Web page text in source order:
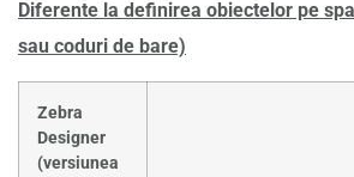
Diferente la definirea obiectelor pe
sau coduri de bare)
Zebra
Designer
(versiunea